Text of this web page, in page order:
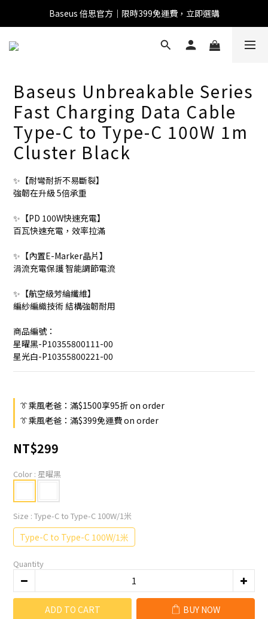
全館滿1500 95折
全館滿1500 95折
Baseus 倍思官方｜限時399免運費，立即選購
Baseus Unbreakable Series
Fast Charging Data Cable
Type-C to Type-C 100W 1m
Cluster Black
✨【耐彎耐折不易斷裂】
強韌在升級 5倍承重
✨【PD 100W快速充電】
百瓦快速充電，效率拉滿
✨【內置E-Marker晶片】
涓流充電保護 智能調節電流
✨【航空級芳綸纖維】
編紗編織技術 結構強韌耐用
商品編號：
星曜黑-P10355800111-00
星光白-P10355800221-00
👔乘風老爸：滿$1500享95折 on order
👔乘風老爸：滿$399免運費 on order
NT$299
Color : 星曜黑
Size : Type-C to Type-C 100W/1米
Type-C to Type-C 100W/1米
Quantity
ADD TO CART BUY NOW
Baseus 小獅助理
商品導購 / 客服資訊
您好，我是 Baseus 小獅助理。我可以協助查詢商品、活
言。
真人客服時間 09:00-17:00